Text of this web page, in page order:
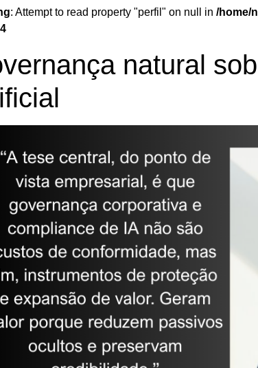
: Attempt to read property "perfil" on null in /home/
natural